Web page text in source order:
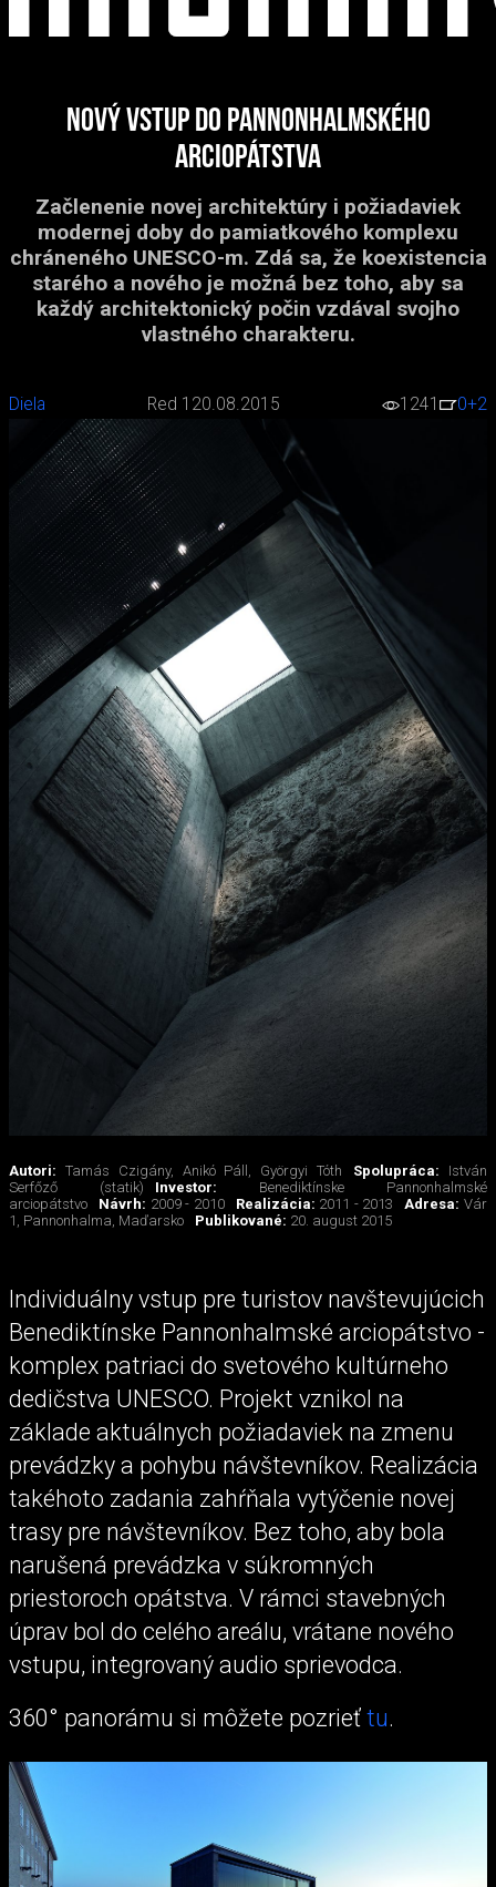
Nový vstup do Pannonhalmského
arciopátstva
Začlenenie novej architektúry i požiadaviek
modernej doby do pamiatkového komplexu
chráneného UNESCO-m. Zdá sa, že koexistencia
starého a nového je možná bez toho, aby sa
každý architektonický počin vzdával svojho
vlastného charakteru.
Diela Red 1 20.08.2015 1241 0+2
Autori: Tamás Czigány, Anikó Páll, Györgyi Tóth Spolupráca: István
Serfőző (statik)
Investor: Benediktínske Pannonhalmské
arciopátstvo
Návrh: 2009 - 2010 Realizácia: 2011 - 2013 Adresa:Vár
1, Pannonhalma, Maďarsko
Publikované: 20. august 2015
Individuálny vstup pre turistov navštevujúcich
Benediktínske Pannonhalmské arciopátstvo -
komplex patriaci do svetového kultúrneho
dedičstva UNESCO. Projekt vznikol na
základe aktuálnych požiadaviek na zmenu
prevádzky a pohybu návštevníkov. Realizácia
takéhoto zadania zahŕňala vytýčenie novej
trasy pre návštevníkov. Bez toho, aby bola
narušená prevádzka v súkromných
priestoroch opátstva. V rámci stavebných
úprav bol do celého areálu, vrátane nového
vstupu, integrovaný audio sprievodca.
360° panorámu si môžete pozrieť tu.